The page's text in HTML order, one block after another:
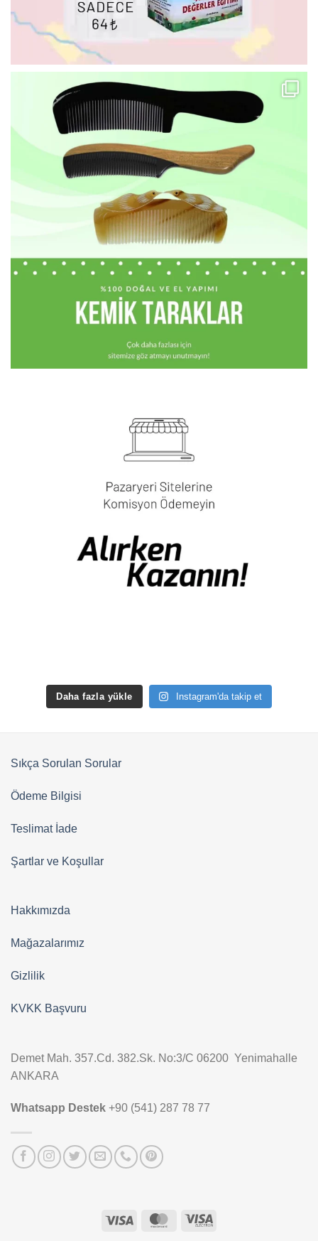
Daha fazla yükle Instagram'da takip et
Sıkça Sorulan Sorular
Ödeme Bilgisi
Teslimat İade
Şartlar ve Koşullar
Hakkımızda
Mağazalarımız
Gizlilik
KVKK Başvuru
Demet Mah. 357.Cd. 382.Sk. No:3/C 06200 Yenimahalle
ANKARA
Whatsapp Destek +90 (541) 287 78 77
Visa MasterCardVisa